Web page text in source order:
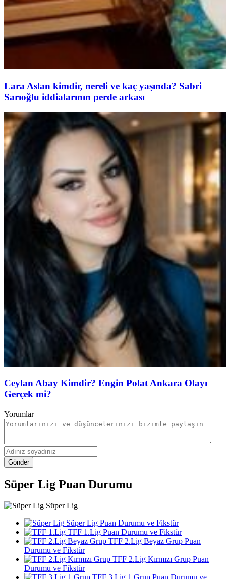
Lara Aslan kimdir, nereli ve kaç yaşında? Sabri
Sarıoğlu iddialarının perde arkası
Ceylan Abay Kimdir? Engin Polat Ankara Olayı
Gerçek mi?
Yorumlar
Gönder
Süper Lig Puan Durumu
Süper Lig
Süper Lig Puan Durumu ve Fikstür
TFF 1.Lig Puan Durumu ve Fikstür
TFF 2.Lig Beyaz Grup Puan
Durumu ve Fikstür
TFF 2.Lig Kırmızı Grup Puan
Durumu ve Fikstür
TFF 3.Lig 1.Grup Puan Durumu ve